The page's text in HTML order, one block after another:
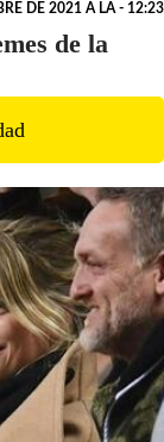
DE 2021 A LA - 12:23
de la